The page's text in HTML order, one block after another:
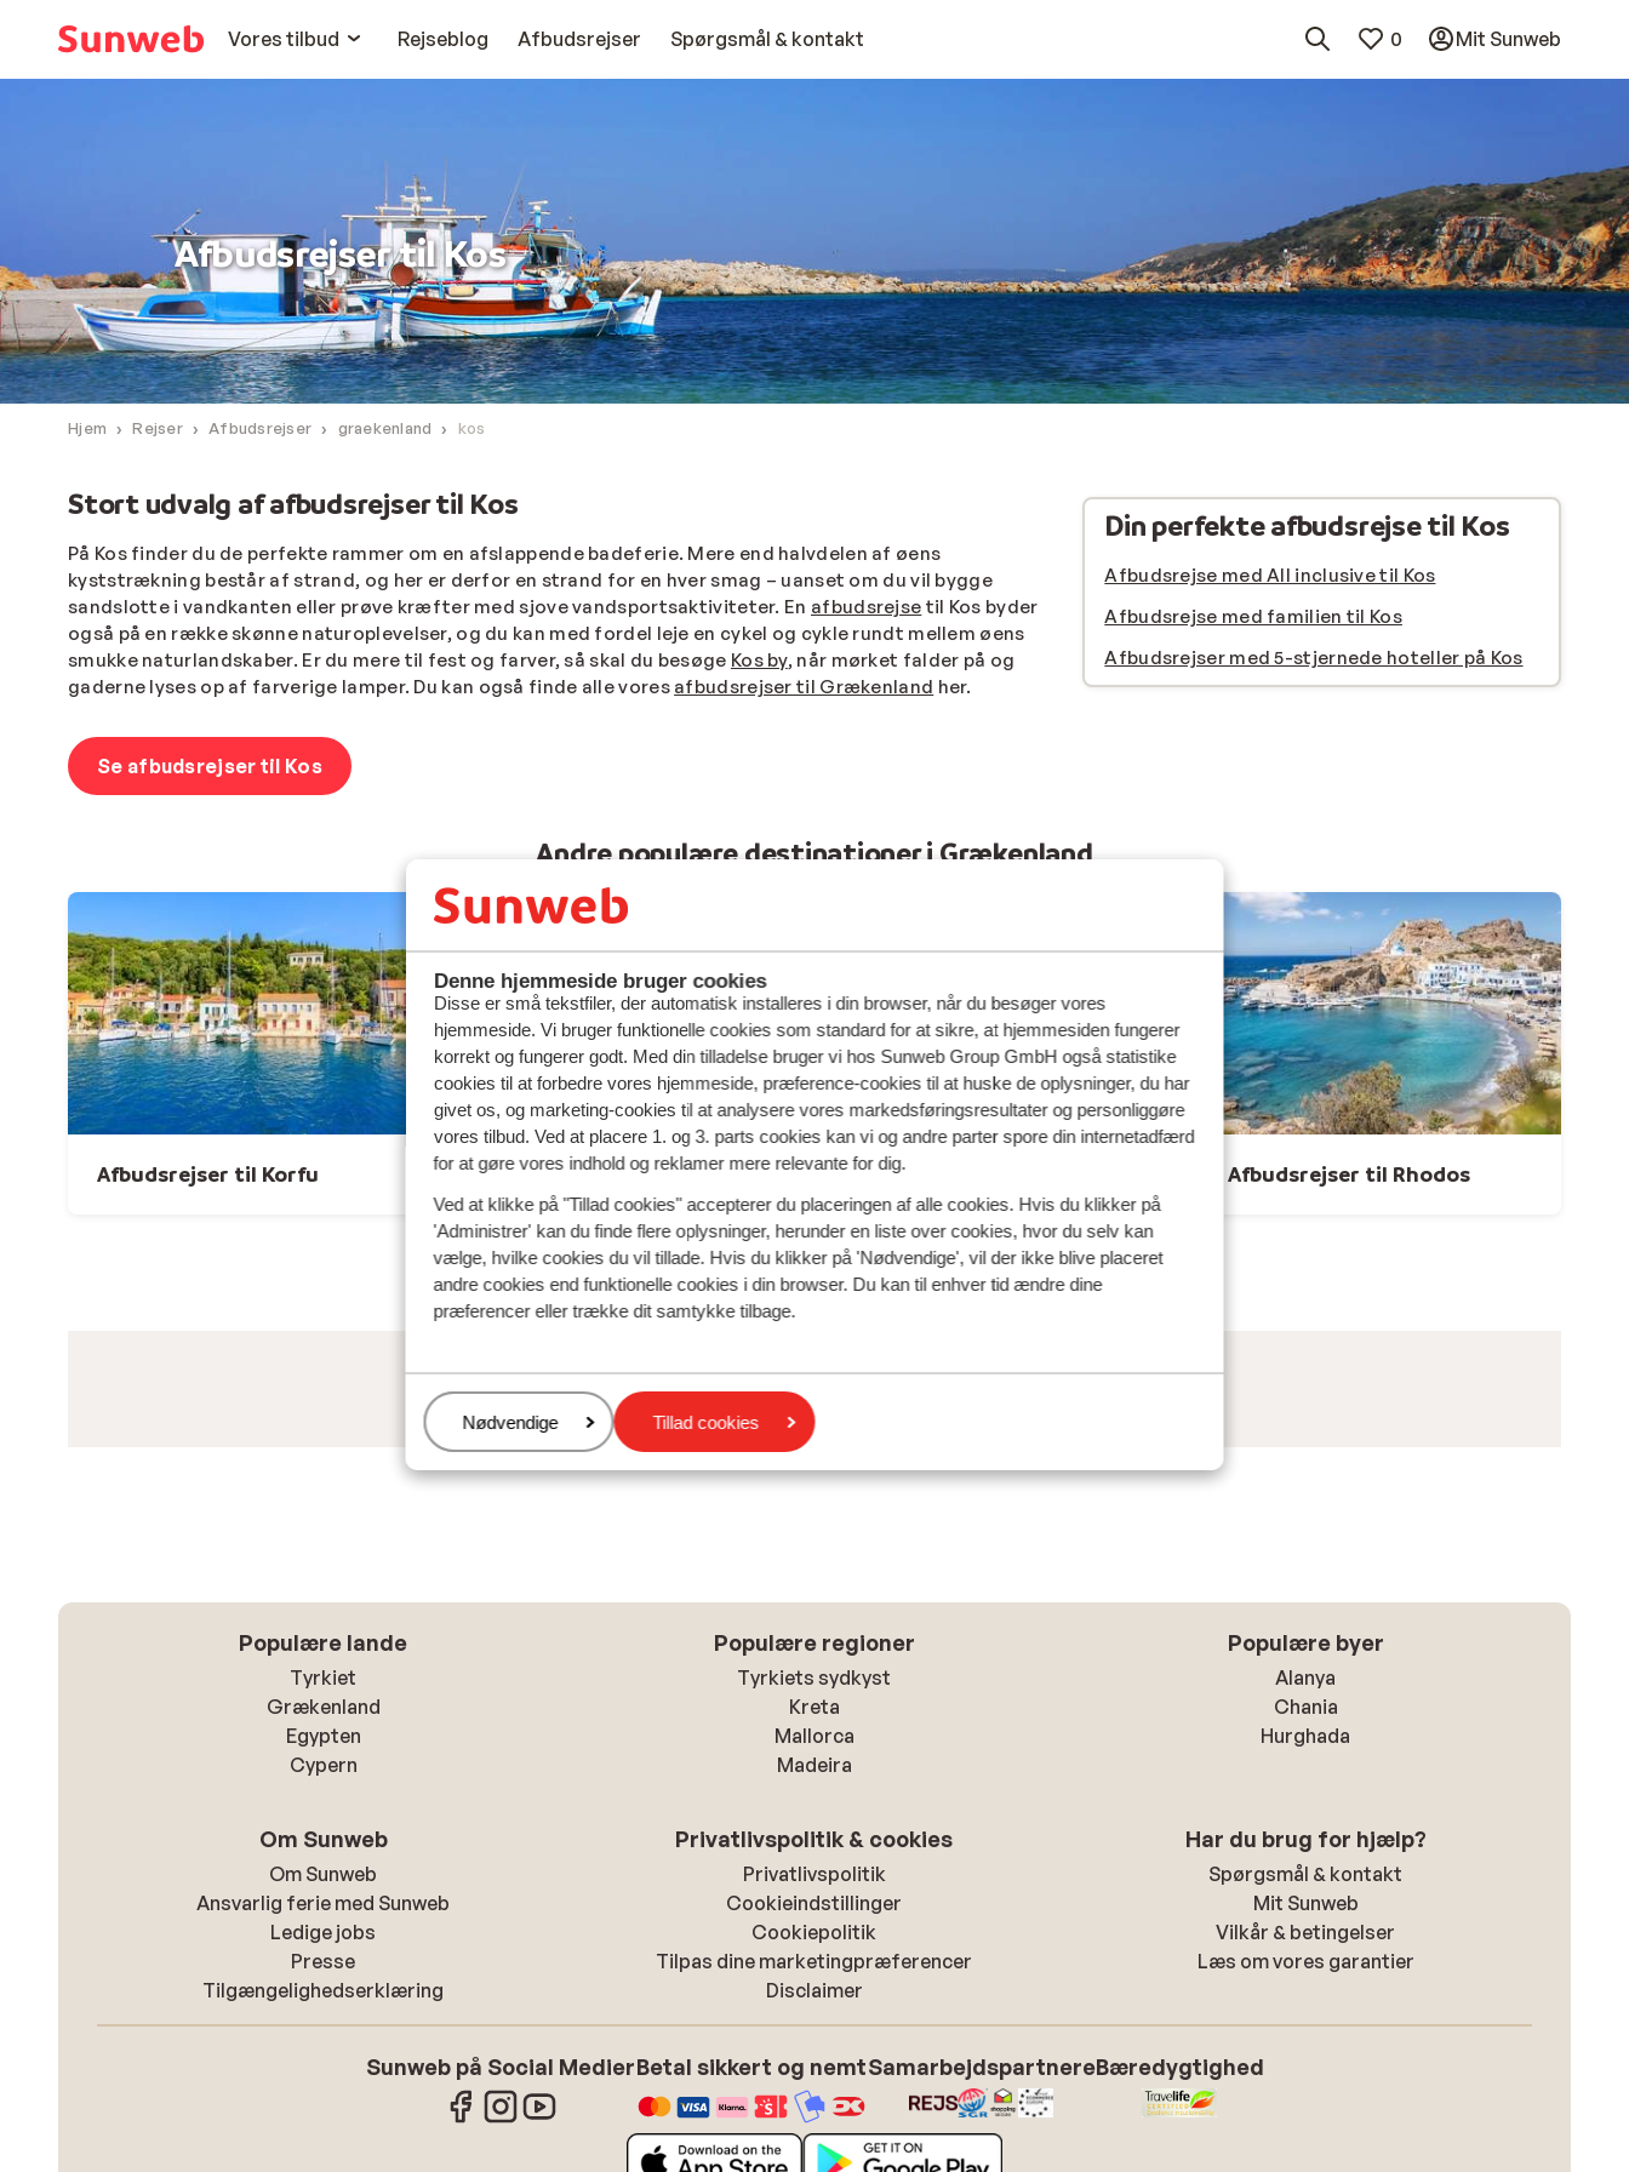
Denne hjemmeside bruger cookies
Disse er små tekstfiler, der automatisk installeres i din browser, når du besøger vores
hjemmeside. Vi bruger funktionelle cookies som standard for at sikre, at hjemmesiden fungerer
korrekt og fungerer godt. Med din tilladelse bruger vi hos Sunweb Group GmbH også statistike
cookies til at forbedre vores hjemmeside, præference-cookies til at huske de oplysninger, du har
givet os, og marketing-cookies til at analysere vores markedsføringsresultater og personliggøre
vores tilbud. Ved at placere 1. og 3. parts cookies kan vi og andre parter spore din internetadfærd
for at gøre vores indhold og reklamer mere relevante for dig.
Ved at klikke på "Tillad cookies" accepterer du placeringen af alle cookies. Hvis du klikker på
'Administrer' kan du finde flere oplysninger, herunder en liste over cookies, hvor du selv kan
vælge, hvilke cookies du vil tillade. Hvis du klikker på 'Nødvendige', vil der ikke blive placeret
andre cookies end funktionelle cookies i din browser. Du kan til enhver tid ændre dine
præferencer eller trække dit samtykke tilbage.
Administrer
Nødvendige Tillad cookies
Vores tilbud
Rejseblog Afbudsrejser Spørgsmål & kontakt 0 Mit Sunweb
Afbudsrejser til Kos
Hjem Rejser Afbudsrejser graekenland kos
Stort udvalg af afbudsrejser til Kos
På Kos finder du de perfekte rammer om en afslappende badeferie. Mere end halvdelen af øens
kyststrækning består af strand, og her er derfor en strand for en hver smag – uanset om du vil bygge
sandslotte i vandkanten eller prøve kræfter med sjove vandsportsaktiviteter. En afbudsrejse til Kos byder
også på en række skønne naturoplevelser, og du kan med fordel leje en cykel og cykle rundt mellem øens
smukke naturlandskaber. Er du mere til fest og farver, så skal du besøge Kos by, når mørket falder på og
gaderne lyses op af farverige lamper. Du kan også finde alle vores afbudsrejser til Grækenland her.
Se afbudsrejser til Kos
Din perfekte afbudsrejse til Kos
Afbudsrejse med All inclusive til Kos
Afbudsrejse med familien til Kos
Afbudsrejser med 5-stjernede hoteller på Kos
Andre populære destinationer i Grækenland
Afbudsrejser til Korfu Afbudsrejser til Kreta Afbudsrejser til Zakynthos Afbudsrejser til Rhodos
Populære lande
Tyrkiet
Grækenland
Egypten
Cypern
Populære regioner
Tyrkiets sydkyst
Kreta
Mallorca
Madeira
Populære byer
Alanya
Chania
Hurghada
Om Sunweb
Om Sunweb
Ansvarlig ferie med Sunweb
Ledige jobs
Presse
Tilgængelighedserklæring
Privatlivspolitik & cookies
Privatlivspolitik
Cookieindstillinger
Cookiepolitik
Tilpas dine marketingpræferencer
Disclaimer
Har du brug for hjælp?
Spørgsmål & kontakt
Mit Sunweb
Vilkår & betingelser
Læs om vores garantier
Sunweb på Social MedierBetal sikkert og nemtSamarbejdspartnereBæredygtighed